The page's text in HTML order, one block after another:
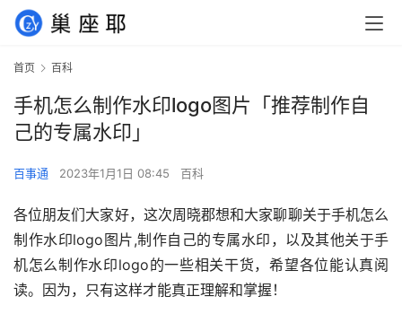
首页 百科
手机怎么制作水印logo图片「推荐制作自
己的专属水印」
百事通 2023年1月1日 08:45 百科
各位朋友们大家好，这次周晓郡想和大家聊聊关于手机怎么
制作水印logo图片,制作自己的专属水印，以及其他关于手
机怎么制作水印logo的一些相关干货，希望各位能认真阅
读。因为，只有这样才能真正理解和掌握！